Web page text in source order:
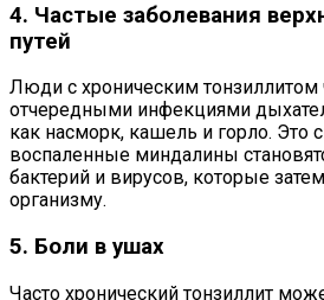
4. Частые заболевания
путей
Люди с хроническим тонзиллитом
отчередными инфекциями
как насморк, кашель и горло. Это
воспаленные миндалины
бактерий и вирусов, которые
организму.
5. Боли в ушах
Часто хронический тонзиллит